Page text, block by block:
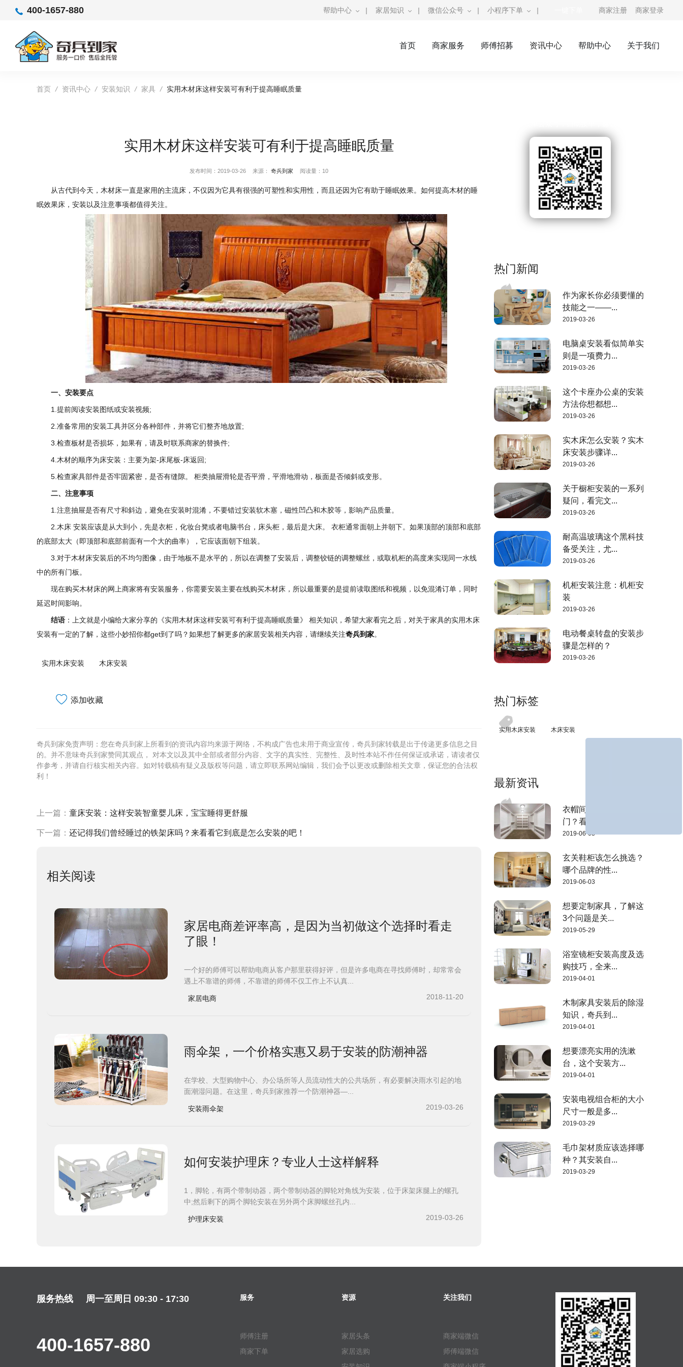
400-1657-880 帮助中心 | 家居知识 | 微信公众号 | 小程序下单 | 商家注册 商家登录
首页 商家服务 师傅招募 资讯中心 帮助中心 关于我们
首页 / 资讯中心 / 安装知识 / 家具 / 实用木材床这样安装可有利于提高睡眠质量
实用木材床这样安装可有利于提高睡眠质量
发布时间：2019-03-26 来源： 奇兵到家 阅读量：10
从古代到今天，木材床一直是家用的主流床，不仅因为它具有很强的可塑性和实用性，而且还因为它有助于睡眠效果。如何提高木材的睡
眠效果床，安装以及注意事项都值得关注。
一、安装要点
1.提前阅读安装图纸或安装视频;
2.准备常用的安装工具并区分各种部件，并将它们整齐地放置;
3.检查板材是否损坏，如果有，请及时联系商家的替换件;
4.木材的顺序为床安装：主要为架-床尾板-床返回;
5.检查家具部件是否牢固紧密，是否有缝隙。 柜类抽屉滑轮是否平滑，平滑地滑动，板面是否倾斜或变形。
二、注意事项
1.注意抽屉是否有尺寸和斜边，避免在安装时混淆，不要错过安装软木塞，磁性凹凸和木胶等，影响产品质量。
2.木床 安装应该是从大到小，先是衣柜，化妆台凳或者电脑书台，床头柜，最后是大床。 衣柜通常面朝上并朝下。如果顶部的顶部和底部
的底部太大（即顶部和底部前面有一个大的曲率），它应该面朝下组装。
3.对于木材床安装后的不均匀图像，由于地板不是水平的，所以在调整了安装后，调整铰链的调整螺丝，或取机柜的高度来实现同一水线
中的所有门板。
现在购买木材床的网上商家将有安装服务，你需要安装主要在线购买木材床，所以最重要的是提前读取图纸和视频，以免混淆订单，同时
延迟时间影响。
结语 ：上文就是小编给大家分享的《实用木材床这样安装可有利于提高睡眠质量》 相关知识，希望大家看完之后，对关于家具的实用木床
安装有一定的了解，这些小妙招你都get到了吗？如果想了解更多的家居安装相关内容，请继续关注奇兵到家。
实用木床安装 木床安装
添加收藏
奇兵到家免责声明：您在奇兵到家上所看到的资讯内容均来源于网络，不构成广告也未用于商业宣传，奇兵到家转载是出于传递更多信息之目
的。并不意味奇兵到家赞同其观点， 对本文以及其中全部或者部分内容、文字的真实性、完整性、及时性本站不作任何保证或承诺，请读者仅
作参考，并请自行核实相关内容。如对转载稿有疑义及版权等问题，请立即联系网站编辑，我们会予以更改或删除相关文章，保证您的合法权
利！
上一篇： 童床安装：这样安装智童婴儿床，宝宝睡得更舒服
下一篇： 还记得我们曾经睡过的铁架床吗？来看看它到底是怎么安装的吧！
相关阅读
家居电商差评率高，是因为当初做这个选择时看走
了眼！
一个好的师傅可以帮助电商从客户那里获得好评，但是许多电商在寻找师傅时，却常常会
遇上不靠谱的师傅，不靠谱的师傅不仅工作上不认真...
家居电商 2018-11-20
雨伞架，一个价格实惠又易于安装的防潮神器
在学校、大型购物中心、办公场所等人员流动性大的公共场所，有必要解决雨水引起的地
面潮湿问题。在这里，奇兵到家推荐一个防潮神器—...
安装雨伞架 2019-03-26
如何安装护理床？专业人士这样解释
1，脚轮，有两个带制动器，两个带制动器的脚轮对角线为安装，位于床架床腿上的螺孔
中;然后剩下的两个脚轮安装在另外两个床脚螺丝孔内...
护理床安装 2019-03-26
热门新闻
作为家长你必须要懂的
技能之一——...
2019-03-26
电脑桌安装看似简单实
则是一项费力...
2019-03-26
这个卡座办公桌的安装
方法你想都想...
2019-03-26
实木床怎么安装？实木
床安装步骤详...
2019-03-26
关于橱柜安装的一系列
疑问，看完文...
2019-03-26
耐高温玻璃这个黑科技
备受关注，尤...
2019-03-26
机柜安装注意：机柜安
装
2019-03-26
电动餐桌转盘的安装步
骤是怎样的？
2019-03-26
热门标签
实用木床安装 木床安装
最新资讯
衣帽间要不要安装柜
门？看完这3点...
2019-06-03
玄关鞋柜该怎么挑选？
哪个品牌的性...
2019-06-03
想要定制家具，了解这
3个问题是关...
2019-05-29
浴室镜柜安装高度及选
购技巧，全来...
2019-04-01
木制家具安装后的除湿
知识，奇兵到...
2019-04-01
想要漂亮实用的洗漱
台，这个安装方...
2019-04-01
安装电视组合柜的大小
尺寸一般是多...
2019-03-29
毛巾架材质应该选择哪
种？其安装自...
2019-03-29
服务热线 周一至周日 09:30 - 17:30
400-1657-880
服务
师傅注册
商家下单
资源
家居头条
家居选购
关注我们
商家端微信
师傅端微信